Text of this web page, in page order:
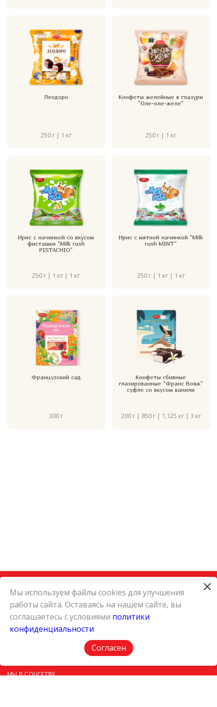
Леодоро
250 г | 1 кг
Конфеты желейные в глазури
"Оле-оле-желе"
250 г | 1 кг
Ирис с начинкой со вкусом
фисташки "Milk rush
PISTACHIO"
250 г | 1 кг | 1 кг
Ирис с мятной начинкой "Milk
rush MINT"
250 г | 1 кг | 1 кг
Французский сад
300 г
Конфеты сбивные
глазированные "Франс Вояж"
суфле со вкусом ванили
200 г | 850 г | 1,125 кг | 3 кг
КАТАЛОГ
КАРЬЕРА
О КОМПАНИИ
ПОЛИТИКА КОНФИДЕНЦИАЛЬНОСТИ
МЫ В СОЦСЕТЯХ
Мы используем файлы cookies для улучшения
работы сайта. Оставаясь на нашем сайте, вы
соглашаетесь с условиями политики
конфиденциальности
Согласен